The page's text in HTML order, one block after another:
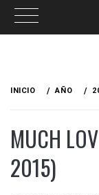
INICIO AÑO
MUCH
2015)